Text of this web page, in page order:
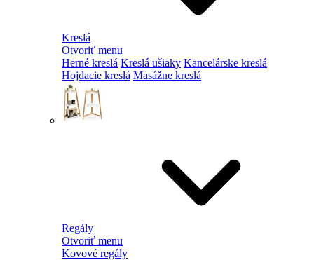
Kreslá
Otvoriť menu
Herné kreslá Kreslá ušiaky Kancelárske kreslá
Hojdacie kreslá Masážne kreslá
Regály
Otvoriť menu
Kovové regály